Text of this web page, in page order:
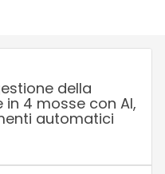
della
4 mosse con AI,
automatici